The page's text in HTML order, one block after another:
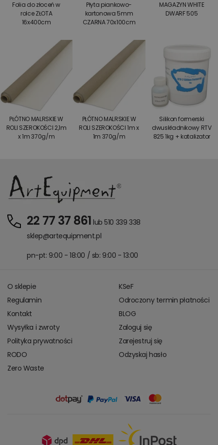
Folia do złoceń w
rolce ZŁOTA
16x400cm
Płyta piankowo-
kartonowa 5mm
CZARNA 70x100cm
MAGAZYN WHITE
DWARF 505
PŁÓTNO MALRSKIE W
ROLI SZEROKOŚCI 2,1m
x 1m 370g/m
PŁÓTNO MALRSKIE W
ROLI SZEROKOŚCI 1m x
1m 370g/m
Silikon formerski
dwuskładnikowy RTV
825 1kg + katalizator
22 77 37 861 lub 510 339 338
sklep@artequipment.pl
pn-pt: 9:00 - 18:00 / sb: 9:00 - 13:00
O sklepie
Regulamin
Kontakt
Wysyłka i zwroty
Polityka prywatności
RODO
Zero Waste
KSeF
Odroczony termin płatności
BLOG
Zaloguj się
Zarejestruj się
Odzyskaj hasło